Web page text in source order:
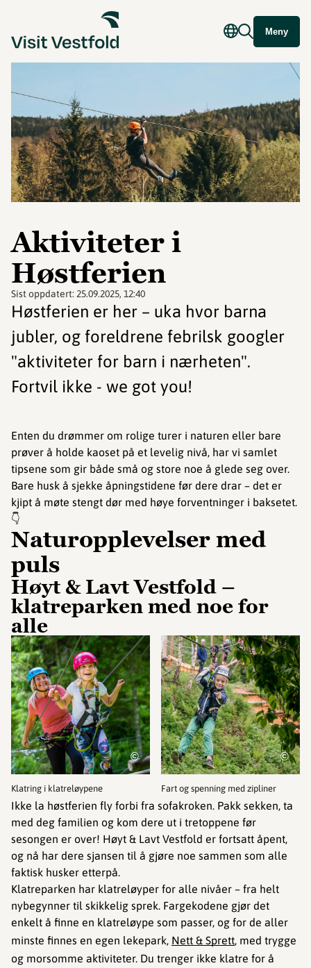
Meny
Aktiviteter i
Høstferien
Sist oppdatert: 25.09.2025, 12:40
Høstferien er her – uka hvor barna
jubler, og foreldrene febrilsk googler
"aktiviteter for barn i nærheten".
Fortvil ikke - we got you!
Enten du drømmer om rolige turer i naturen eller bare
prøver å holde kaoset på et levelig nivå, har vi samlet
tipsene som gir både små og store noe å glede seg over.
Bare husk å sjekke åpningstidene før dere drar – det er
kjipt å møte stengt dør med høye forventninger i baksetet.
👇
Naturopplevelser med
puls
Høyt & Lavt Vestfold –
klatreparken med noe for
alle
©
Klatring i klatreløypene
©
Fart og spenning med zipliner
Ikke la høstferien fly forbi fra sofakroken. Pakk sekken, ta
med deg familien og kom dere ut i tretoppene før
sesongen er over! Høyt & Lavt Vestfold er fortsatt åpent,
og nå har dere sjansen til å gjøre noe sammen som alle
faktisk husker etterpå.
Klatreparken har klatreløyper for alle nivåer – fra helt
nybegynner til skikkelig sprek. Fargekodene gjør det
enkelt å finne en klatreløype som passer, og for de aller
minste finnes en egen lekepark, Nett & Sprett, med trygge
og morsomme aktiviteter. Du trenger ikke klatre for å